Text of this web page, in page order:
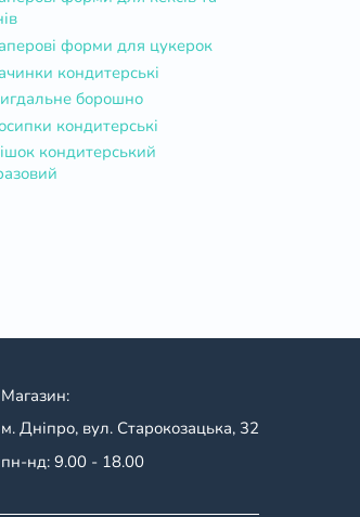
форми для цукерок
кондитерські
борошно
кондитерські
Магазин:
м. Дніпро, вул. Старокозацька, 32
пн-нд: 9.00 - 18.00